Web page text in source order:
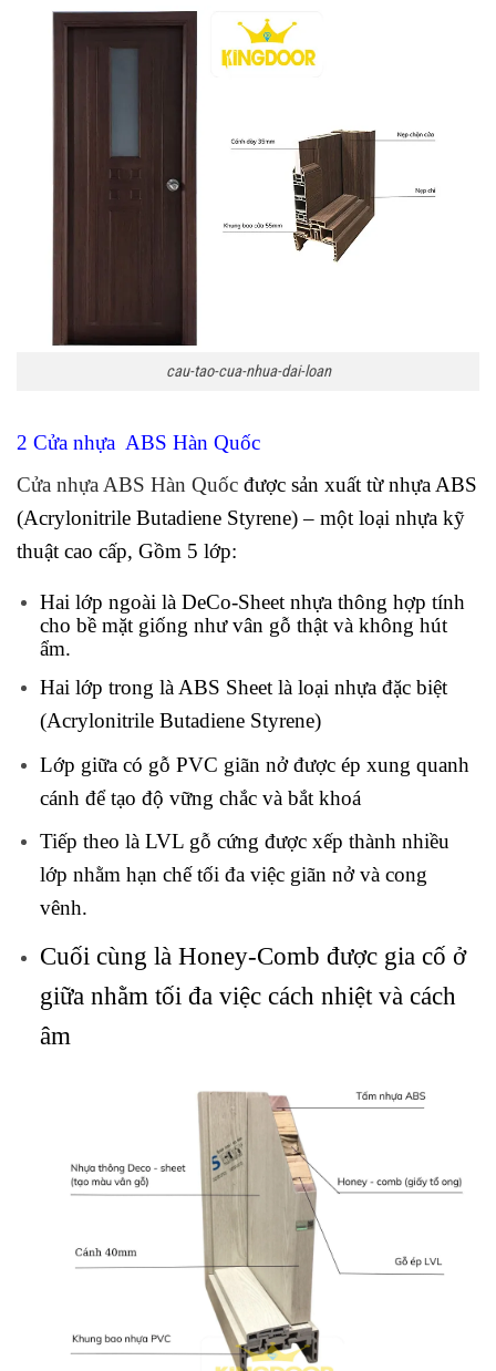
cau-tao-cua-nhua-dai-loan
2 Cửa nhựa ABS Hàn Quốc
Cửa nhựa ABS Hàn Quốc được sản xuất từ nhựa ABS
(Acrylonitrile Butadiene Styrene) – một loại nhựa kỹ
thuật cao cấp, Gồm 5 lớp:
Hai lớp ngoài là DeCo-Sheet nhựa thông hợp tính
cho bề mặt giống như vân gỗ thật và không hút
ẩm.
Hai lớp trong là ABS Sheet là loại nhựa đặc biệt
(Acrylonitrile Butadiene Styrene)
Lớp giữa có gỗ PVC giãn nở được ép xung quanh
cánh để tạo độ vững chắc và bắt khoá
Tiếp theo là LVL gỗ cứng được xếp thành nhiều
lớp nhằm hạn chế tối đa việc giãn nở và cong
vênh.
Cuối cùng là Honey-Comb được gia cố ở
giữa nhằm tối đa việc cách nhiệt và cách
âm